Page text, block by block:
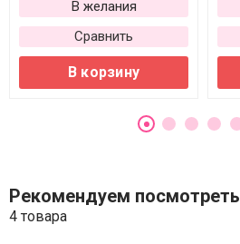
В желания
Сравнить
В корзину
Рекомендуем посмотреть
4 товара